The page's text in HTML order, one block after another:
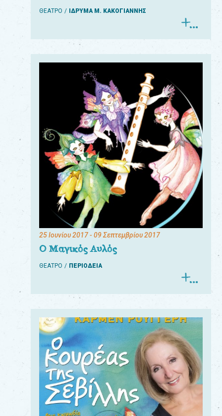
ΘΕΑΤΡΟ ΙΔΡΥΜΑ Μ. ΚΑΚΟΓΙΑΝΝΗΣ
25 Ιουνίου 2017- 09 Σεπτεμβρίου 2017
Ο Μαγικός Αυλός
ΘΕΑΤΡΟ ΠΕΡΙΟΔΕΙΑ